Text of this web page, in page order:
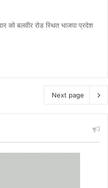
को बलवीर रोड स्थित भाजपा प्रदेश
Next page